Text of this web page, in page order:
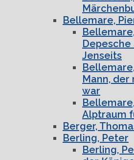
Bellemare,
Depesche
Jenseits
Mann, der
war
Alptraum
Berger,
Berling, Peter
Berling,